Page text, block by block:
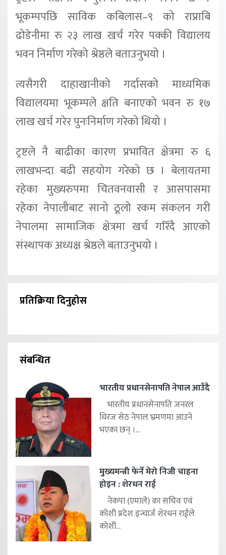
भूकम्पपछि साविक कबिलास–९ को राप्राबि
ढोडेनीमा रु २३ लाख खर्च गरेर पक्की विद्यालय
भवन निर्माण गरेको श्रेष्ठले बताउनुभयो ।
त्यसैगरी दाहाखानीको गर्दासको माध्यमिक
विद्यालयमा भूकम्पले क्षति बनाएको भवन रु १७
लाख खर्च गरेर पुनःनिर्माण गरेको थियो ।
ट्रष्टले नै बाढीका कारण प्रभावित क्षेत्रमा रु ६
लाखभन्दा बढी सहयोग गरेको छ । बेलायतमा
रहेका मुख्यरुपमा चितवनवासी र आसपासमा
रहेका नेपालीबाट सानो ठूलो रकम संकलन गरी
नेपालमा सामाजिक क्षेत्रमा खर्च गरिँदै आएको
संस्थापक अध्यक्ष श्रेष्ठले बताउनुभयो ।
प्रतिक्रिया दिनुहोस
संबन्धित
भारतीय प्रधानसेनापति नेपाल आउँदै
भारतीय प्रधानसेनापति जनरल
धिरज सेठ नेपाल भ्रमणमा आउने
भएका छन् ।...
मुख्यमन्त्री फेर्ने मेरो निजी चाहना
होइन : शेरधन राई
नेकपा (एमाले) का सचिव एवं
कोशी प्रदेश इन्चार्ज शेरधन राईले
कोशी...